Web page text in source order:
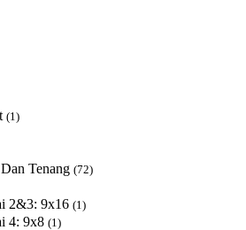
(1)
Tenang (72)
2&3: 9x16 (1)
4: 9x8 (1)